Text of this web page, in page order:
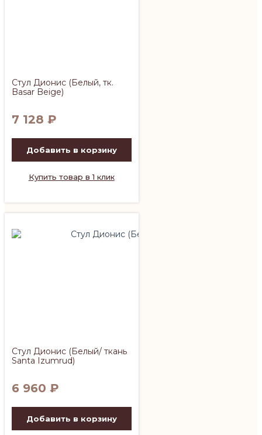
Стул Дионис (Белый, тк.
Basar Beige)
7 128 ₽
Добавить в корзину
Купить товар в 1 клик
Стул Дионис (Белый/ ткань
Santa Izumrud)
6 960 ₽
Добавить в корзину